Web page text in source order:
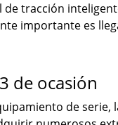
de tracción
importante es
de ocasión
de serie,